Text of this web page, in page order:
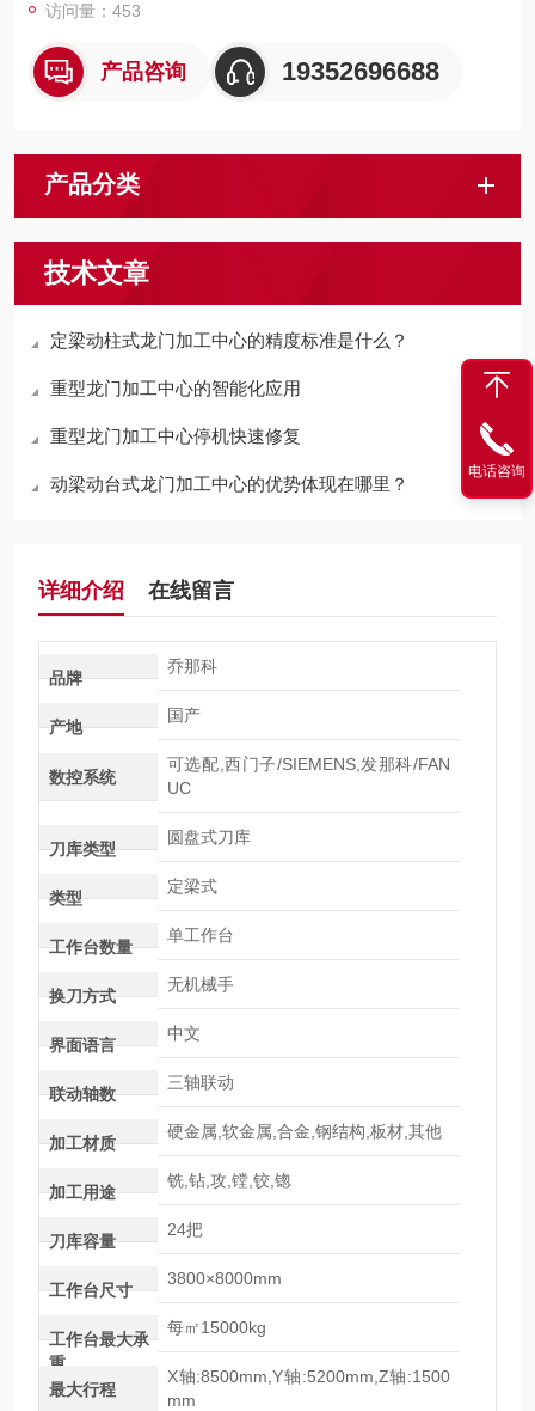
访问量：453
产品咨询 19352696688
产品分类
技术文章
定梁动柱式龙门加工中心的精度标准是什么？
重型龙门加工中心的智能化应用
重型龙门加工中心停机快速修复
动梁动台式龙门加工中心的优势体现在哪里？
详细介绍 在线留言
品牌
乔那科
产地
国产
数控系统
可选配,西门子/SIEMENS,发那科/FAN
UC
刀库类型
圆盘式刀库
类型
定梁式
工作台数量
单工作台
换刀方式
无机械手
界面语言
中文
联动轴数
三轴联动
加工材质
硬金属,软金属,合金,钢结构,板材,其他
加工用途
铣,钻,攻,镗,铰,锪
刀库容量
24把
工作台尺寸
3800×8000mm
工作台最大承
重
每㎡15000kg
最大行程
X轴:8500mm,Y轴:5200mm,Z轴:1500
mm
电话咨询